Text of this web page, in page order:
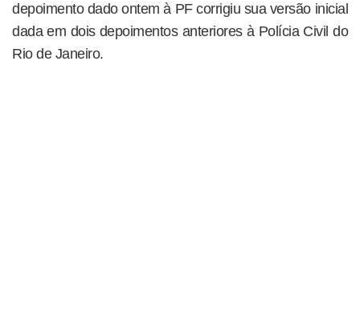
depoimento dado ontem à PF corrigiu sua versão inicial
dada em dois depoimentos anteriores à Polícia Civil do
Rio de Janeiro.